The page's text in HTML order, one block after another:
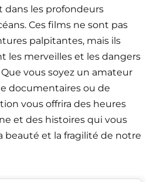
les profondeurs
Ces films ne sont pas
palpitantes, mais ils
les merveilles et les dangers
vous soyez un amateur
documentaires ou de
vous offrira des heures
et des histoires qui vous
beauté et la fragilité de notre